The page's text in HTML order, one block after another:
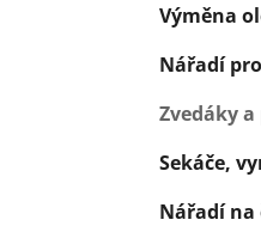
Výměna
Nářadí
Zvedáky
Sekáče,
Nářadí na